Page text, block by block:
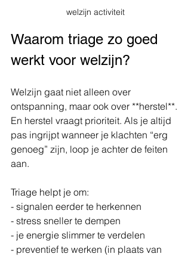
welzijn activiteit
Waarom triage zo goed
werkt voor welzijn?
Welzijn gaat niet alleen over
ontspanning, maar ook over **herstel**.
En herstel vraagt prioriteit. Als je altijd
pas ingrijpt wanneer je klachten “erg
genoeg” zijn, loop je achter de feiten
aan.
Triage helpt je om:
- signalen eerder te herkennen
- stress sneller te dempen
- je energie slimmer te verdelen
- preventief te werken (in plaats van